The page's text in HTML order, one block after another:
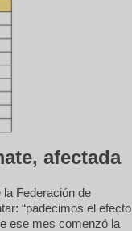
afectada
Federación de
“padecimos el efecto
ese mes comenzó la